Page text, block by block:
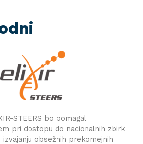
STEERS bo pomagal
pri dostopu do nacionalnih zbirk
izvajanju obsežnih prekomejnih